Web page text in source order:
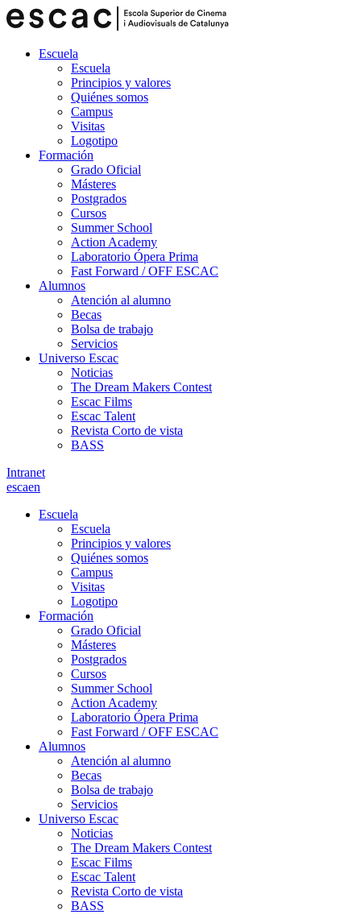
Escuela
Escuela
Principios y valores
Quiénes somos
Campus
Visitas
Logotipo
Formación
Grado Oficial
Másteres
Postgrados
Cursos
Summer School
Action Academy
Laboratorio Ópera Prima
Fast Forward / OFF ESCAC
Alumnos
Atención al alumno
Becas
Bolsa de trabajo
Servicios
Universo Escac
Noticias
The Dream Makers Contest
Escac Films
Escac Talent
Revista Corto de vista
BASS
Intranet
escaen
Escuela
Escuela
Principios y valores
Quiénes somos
Campus
Visitas
Logotipo
Formación
Grado Oficial
Másteres
Postgrados
Cursos
Summer School
Action Academy
Laboratorio Ópera Prima
Fast Forward / OFF ESCAC
Alumnos
Atención al alumno
Becas
Bolsa de trabajo
Servicios
Universo Escac
Noticias
The Dream Makers Contest
Escac Films
Escac Talent
Revista Corto de vista
BASS